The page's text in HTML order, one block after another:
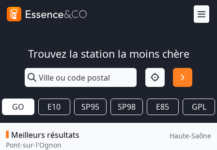
Trouvez la station la moins chère
GO E10 SP95 SP98 E85 GPL
Meilleurs résultats
Pont-sur-l'Ognon
Haute-Saône